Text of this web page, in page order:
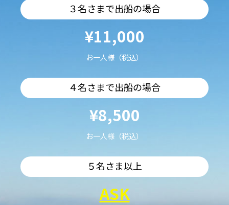
３名さまで出船の場合
¥11,000
お一人様（税込）
４名さまで出船の場合
¥8,500
お一人様（税込）
５名さま以上
ASK